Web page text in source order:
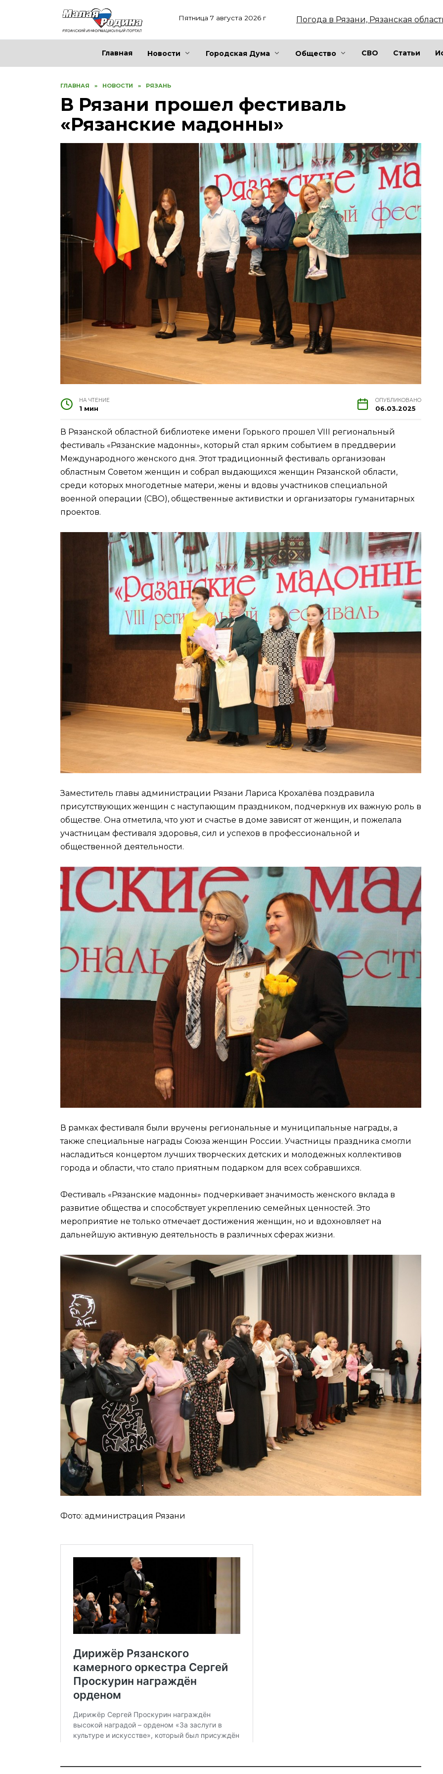
Пятница 7 августа 2026 г Погода в Рязани, Рязанская
Главная Новости Городская Дума Общество СВО Статьи
ГЛАВНАЯ » НОВОСТИ » РЯЗАНЬ
В Рязани прошел фестиваль
«Рязанские мадонны»
НА ЧТЕНИЕ
1 мин
ОПУБЛИКОВАНО
06.03.2025
В Рязанской областной библиотеке имени Горького прошел VIII региональный
фестиваль «Рязанские мадонны», который стал ярким событием в преддверии
Международного женского дня. Этот традиционный фестиваль организован
областным Советом женщин и собрал выдающихся женщин Рязанской области,
среди которых многодетные матери, жены и вдовы участников специальной
военной операции (СВО), общественные активистки и организаторы гуманитарных
проектов.
Заместитель главы администрации Рязани Лариса Крохалёва поздравила
присутствующих женщин с наступающим праздником, подчеркнув их важную роль в
обществе. Она отметила, что уют и счастье в доме зависят от женщин, и пожелала
участницам фестиваля здоровья, сил и успехов в профессиональной и
общественной деятельности.
В рамках фестиваля были вручены региональные и муниципальные награды, а
также специальные награды Союза женщин России. Участницы праздника смогли
насладиться концертом лучших творческих детских и молодежных коллективов
города и области, что стало приятным подарком для всех собравшихся.
Фестиваль «Рязанские мадонны» подчеркивает значимость женского вклада в
развитие общества и способствует укреплению семейных ценностей. Это
мероприятие не только отмечает достижения женщин, но и вдохновляет на
дальнейшую активную деятельность в различных сферах жизни.
Фото: администрация Рязани